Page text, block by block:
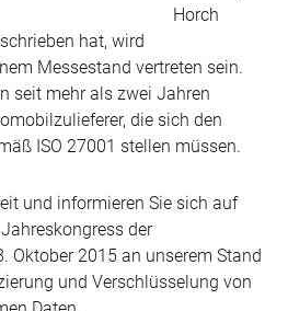
Horch
hat, wird
Messestand vertreten sein.
seit mehr als zwei Jahren
die sich den
ISO 27001 stellen müssen.
und informieren Sie sich auf
der
Oktober 2015 an unserem Stand
und Verschlüsselung von